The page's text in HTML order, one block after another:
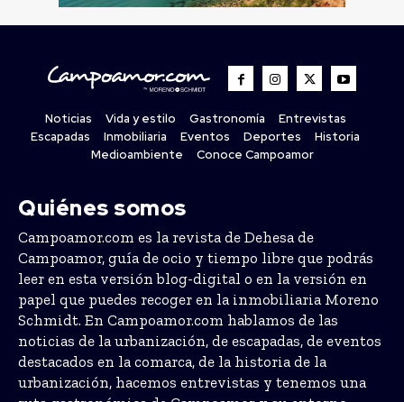
Noticias Vida y estilo Gastronomía
Entrevistas
Escapadas
Inmobiliaria Eventos Deportes
Historia
Medioambiente
Conoce Campoamor
Quiénes somos
Campoamor.com es la revista de Dehesa de
Campoamor, guía de ocio y tiempo libre que podrás
leer en esta versión blog-digital o en la versión en
papel que puedes recoger en la inmobiliaria Moreno
Schmidt. En Campoamor.com hablamos de las
noticias de la urbanización, de escapadas, de eventos
destacados en la comarca, de la historia de la
urbanización, hacemos entrevistas y tenemos una